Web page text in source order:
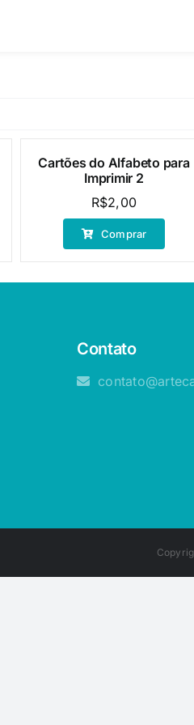
Cartões do Alfabeto para
Imprimir 2
R$2,00
Comprar
Contato